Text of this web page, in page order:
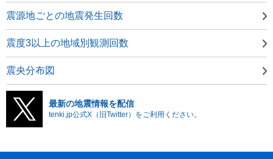
震源地ごとの地震発生回数
震度3以上の地域別観測回数
震央分布図
最新の地震情報を配信
tenki.jp公式X（旧Twitter）をご利用ください。